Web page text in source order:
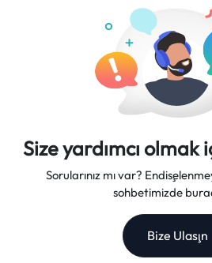
Size yardımcı olmak
Sorularınız mı var?
sohbetimizde
Bize Ulaşın